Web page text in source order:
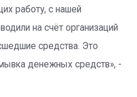
работу, с нашей
на счёт организаций
средства. Это
денежных средств», -